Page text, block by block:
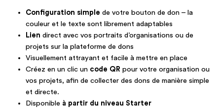
Configuration simple de votre bouton de don – la
couleur et le texte sont librement adaptables
Lien direct avec vos portraits d’organisations ou de
projets sur la plateforme de dons
Visuellement attrayant et facile à mettre en place
Créez en un clic un code QR pour votre organisation ou
vos projets, afin de collecter des dons de manière simple
et directe.
Disponible à partir du niveau Starter